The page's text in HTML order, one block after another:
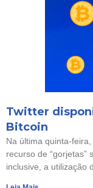
Twitter
Bitcoin
Na última quinta-
recurso de “gorjetas”
inclusive, a utilização